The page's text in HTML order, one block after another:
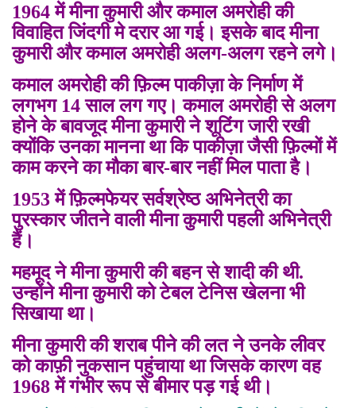
1964 में मीना कुमारी और कमाल अमरोही की
विवाहित जिंदगी मे दरार आ गई। इसके बाद मीना
कुमारी और कमाल अमरोही अलग-अलग रहने लगे।
कमाल अमरोही की फ़िल्म पाकीज़ा के निर्माण में
लगभग 14 साल लग गए। कमाल अमरोही से अलग
होने के बावजूद मीना कुमारी ने शूटिंग जारी रखी
क्योंकि उनका मानना था कि पाकीज़ा जैसी फ़िल्मों में
काम करने का मौका बार-बार नहीं मिल पाता है।
1953 में फ़िल्मफेयर सर्वश्रेष्ठ अभिनेत्री का
पुरस्कार जीतने वाली मीना कुमारी पहली अभिनेत्री
हैं।
महमूद ने मीना कुमारी की बहन से शादी की थी.
उन्होंने मीना कुमारी को टेबल टेनिस खेलना भी
सिखाया था।
मीना कुमारी की शराब पीने की लत ने उनके लीवर
को काफ़ी नुकसान पहुंचाया था जिसके कारण वह
1968 में गंभीर रूप से बीमार पड़ गई थी।